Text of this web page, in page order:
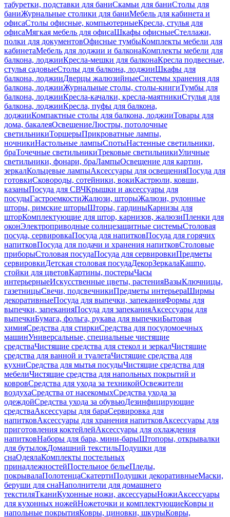
табуретки, подставки для баниСкамьи для баниСтолы для
баниЖурнальные столики для баниМебель для кабинета и
офисаСтолы офисные, компьютерныеКресла, стулья для
офисаМягкая мебель для офисаШкафы офисныеСтеллажи,
полки для документовОфисные тумбыКомплекты мебели для
кабинетаМебель для лоджии и балконаКомплекты мебели для
балкона, лоджииКресла-мешки для балконаКресла подвесные,
стулья садовыеСтолы для балкона, лоджииШкафы для
балкона, лоджииДверцы жалюзийныеСистемы хранения для
балкона, лоджииЖурнальные столы, столы-книгиТумбы для
балкона, лоджииКресла-качалки, кресла-маятникиСтулья для
балкона, лоджииКресла, пуфы для балкона,
лоджииКомпактные столы для балкона, лоджииТовары для
дома, бакалеяОсвещениеЛюстры, потолочные
светильникиТоршерыПрикроватные лампы,
ночникиНастольные лампыСпотыНастенные светильники,
браТочечные светильникиТрековые светильникиУличные
светильники, фонари, браЛампыОсвещение для картин,
зеркалКольцевые лампыАксессуары для освещенияПосуда для
готовкиСковороды, сотейники, вокиКастрюли, ковши,
казаныПосуда для СВЧКрышки и аксессуары для
посудыГастроемкостиЖалюзи, шторыЖалюзи, рулонные
шторы, римские шторыШторы, гардиныКарнизы для
шторКомплектующие для штор, карнизов, жалюзиПленки для
оконЭлектроприводные солнцезащитные системыСтоловая
посуда, сервировкаПосуда для напитковПосуда для горячих
напитковПосуда для подачи и хранения напитковСтоловые
приборыСтоловая посудаПосуда для сервировкиПредметы
сервировкиДетская столовая посудаДекорЗеркалаКашпо,
стойки для цветовКартины, постерыЧасы
интерьерныеИскусственные цветы, растенияВазыКлючницы,
газетницыСвечи, подсвечникиПредметы интерьераШирмы
декоративныеПосуда для выпечки, запеканияФормы для
выпечки, запеканияПосуда для запеканияАксессуары для
выпечкиБумага, фольга, рукава для выпечкиБытовая
химияСредства для стиркиСредства для посудомоечных
машинУниверсальные, специальные чистящие
средстваЧистящие средства для стекол и зеркалЧистящие
средства для ванной и туалетаЧистящие средства для
кухниСредства для мытья посудыЧистящие средства для
мебелиЧистящие средства для напольных покрытий и
ковровСредства для ухода за техникойОсвежители
воздухаСредства от насекомыхСредства ухода за
одеждойСредства ухода за обувьюДезинфицирующие
средстваАксессуары для бараСервировка для
напитковАксессуары для хранения напитковАксессуары для
приготовления коктейлейАксессуары для охлаждения
напитковНаборы для бара, мини-барыШтопоры, открывалки
для бутылокДомашний текстильПодушки для
снаОдеялаКомплекты постельных
принадлежностейПостельное бельеПледы,
покрывалаПолотенцаСкатертиПодушки декоративныеМаски,
беруши для снаНаполнители для домашнего
текстиляТканиКухонные ножи, аксессуарыНожиАксессуары
для кухонных ножейНожеточки и комплектующиеКовры и
напольные покрытияКовры, циновки, шкурыКовры,